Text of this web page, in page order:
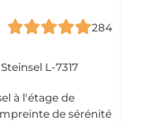
284
Steinsel L-7317
à l'étage de
de sérénité